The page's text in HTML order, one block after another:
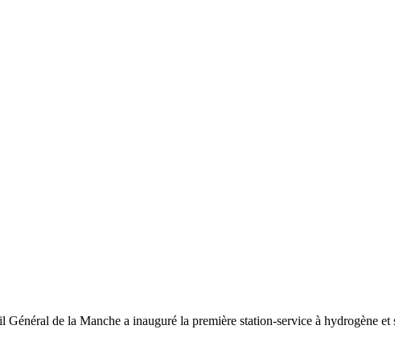
Général de la Manche a inauguré la première station-service à hydrogène